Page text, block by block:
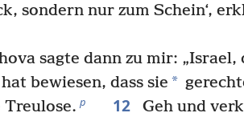
sondern nur zum Schein‘,
sagte dann zu mir: „Israel,
bewiesen, dass sie *
p 12
Geh und